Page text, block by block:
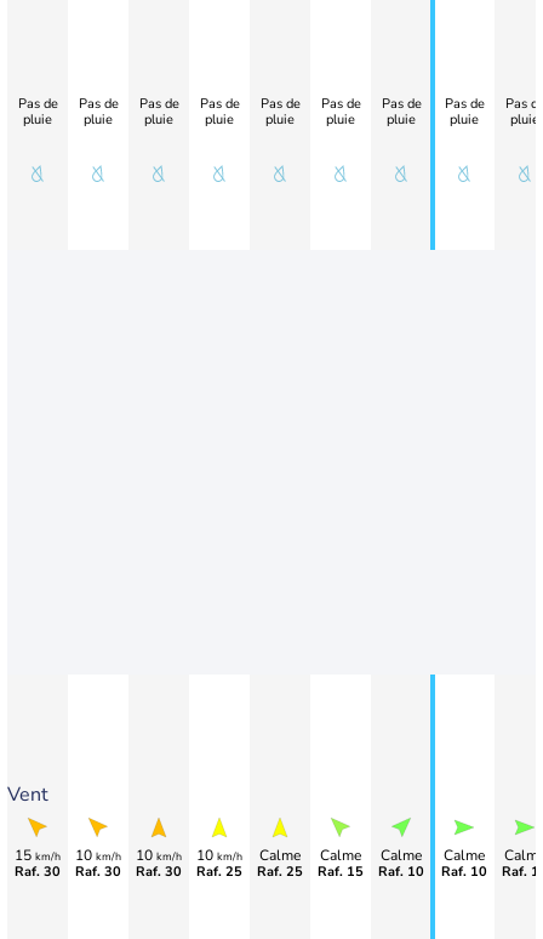
Vent
Pas de
pluie
15 km/h
Raf. 30
Pas de
pluie
10 km/h
Raf. 30
Pas de
pluie
10 km/h
Raf. 30
Pas de
pluie
10 km/h
Raf. 25
Pas de
pluie
Calme
Raf. 25
Pas de
pluie
Calme
Raf. 15
Pas de
pluie
Calme
Raf. 10
Pas de
pluie
Calme
Raf. 10
Pas
pluie
Raf.